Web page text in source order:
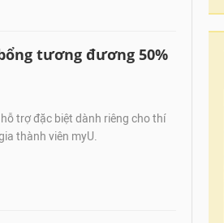
tương đương 50%
trợ đặc biệt dành riêng cho thí
thành viên myU.